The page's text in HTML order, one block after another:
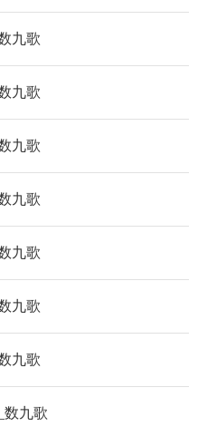
九歌
九歌
九歌
九歌
九歌
九歌
九歌
数九歌